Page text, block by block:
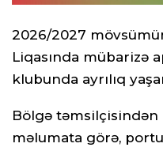
2026/2027
Liqasında mübarizə
klubunda ayrılıq
Bölgə təmsilçisindən
məlumata görə,